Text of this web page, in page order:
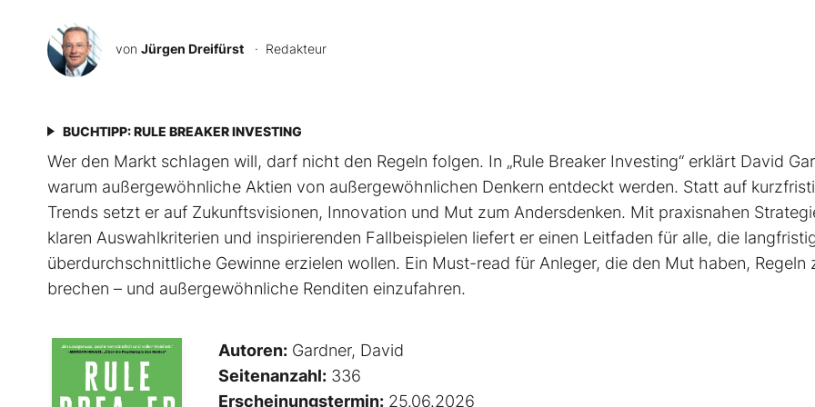
von Jürgen Dreifürst · Redakteur
BUCHTIPP: RULE BREAKER INVESTING
Wer den Markt schlagen will, darf nicht den Regeln folgen. In „Rule Breaker Investing“ erklärt David
warum außergewöhnliche Aktien von außer­gewöhnlichen Denkern entdeckt werden. Statt auf
Trends setzt er auf Zukunftsvisionen, Innovation und Mut zum Andersdenken. Mit praxisnahen
klaren Auswahlkriterien und inspirierenden Fallbeispielen liefert er einen Leit­faden für alle, die
überdurchschnittliche Gewinne erzielen wollen. Ein Must-read für Anleger, die den Mut haben, Regeln
brechen – und außergewöhnliche Renditen einzufahren.
Autoren: Gardner, David
Seitenanzahl: 336
Erscheinungstermin: 25.06.2026